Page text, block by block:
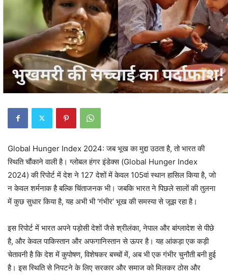
Global Hunger Index 2024: जब भूख का मुद्दा उठता है, तो भारत की
स्थिति चौंकाने वाली है। ग्लोबल हंगर इंडेक्स (Global Hunger Index
2024) की रिपोर्ट में देश ने 127 देशों में केवल 105वां स्थान हासिल किया है, जो
न केवल शर्मनाक है बल्कि चिंताजनक भी। जबकि भारत ने पिछले सालों की तुलना
में कुछ सुधार किया है, यह अभी भी ‘गंभीर’ भूख की समस्या से जूझ रहा है।
इस रिपोर्ट में भारत अपने पड़ोसी देशों जैसे श्रीलंका, नेपाल और बांग्लादेश से पीछे
है, और केवल पाकिस्तान और अफगानिस्तान से ऊपर है। यह आंकड़ा एक कड़ी
चेतावनी है कि देश में कुपोषण, विशेषकर बच्चों में, अब भी एक गंभीर चुनौती बनी हुई
है। इस स्थिति से निपटने के लिए सरकार और समाज को मिलकर ठोस और